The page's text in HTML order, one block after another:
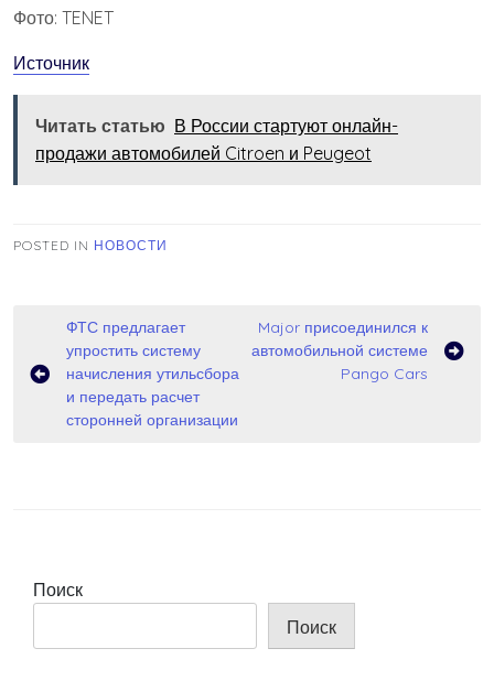
Фото: TENET
Источник
Читать статью В России стартуют онлайн-
продажи автомобилей Citroen и Peugeot
POSTED IN НОВОСТИ
Навигация
по
записям
ФТС предлагает
упростить систему
начисления утильсбора
и передать расчет
сторонней организации
Major присоединился к
автомобильной системе
Pango Cars
Поиск
Поиск